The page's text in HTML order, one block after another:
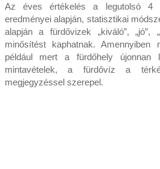
Az éves értékelés a legutolsó 4
eredményei alapján, statisztikai
alapján a fürdővizek „kiváló”, „jó”,
minősítést kaphatnak.
például mert a fürdőhely újonnan
mintavételek, a fürdővíz a
megjegyzéssel szerepel.